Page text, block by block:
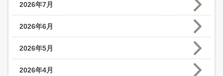
2026年7月
2026年6月
2026年5月
2026年4月